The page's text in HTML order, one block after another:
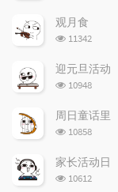
次
数:
观月食
浏
次
数:
11342
迎元旦活动
浏
次
数:
10948
周日童话里
浏
次
数:
10858
家长活动日
浏
10612